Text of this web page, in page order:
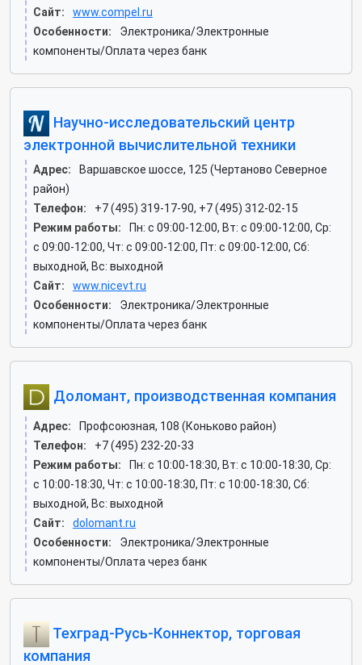
Сайт:
www.compel.ru
Особенности:
Электроника/Электронные
компоненты/Оплата через банк
Научно-исследовательский центр
электронной вычислительной техники
Адрес:
Варшавское шоссе, 125 (Чертаново Северное
район)
Телефон:
+7 (495) 319-17-90, +7 (495) 312-02-15
Режим работы:
Пн: c 09:00-12:00, Вт: c 09:00-12:00, Ср:
c 09:00-12:00, Чт: c 09:00-12:00, Пт: c 09:00-12:00, Сб:
выходной, Вс: выходной
Сайт:
www.nicevt.ru
Особенности:
Электроника/Электронные
компоненты/Оплата через банк
Доломант, производственная компания
Адрес:
Профсоюзная, 108 (Коньково район)
Телефон:
+7 (495) 232-20-33
Режим работы:
Пн: c 10:00-18:30, Вт: c 10:00-18:30, Ср:
c 10:00-18:30, Чт: c 10:00-18:30, Пт: c 10:00-18:30, Сб:
выходной, Вс: выходной
Сайт:
dolomant.ru
Особенности:
Электроника/Электронные
компоненты/Оплата через банк
Техград-Русь-Коннектор, торговая
компания